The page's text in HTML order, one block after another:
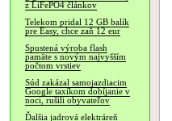
z LiFePO4 článkov
Telekom pridal 12 GB balík
pre Easy, chce zaň 12 eur
Spustená výroba flash
pamäte s novým najvyšším
počtom vrstiev
Súd zakázal samojazdiacim
Google taxíkom dobíjanie v
noci, rušili obyvateľov
Ďalšia jadrová elektráreň